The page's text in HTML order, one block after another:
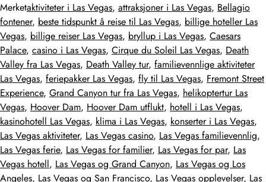
Merketaktiviteter i Las Vegas, attraksjoner i Las Vegas, Bellagio
fontener, beste tidspunkt å reise til Las Vegas, billige hoteller Las
Vegas, billige reiser Las Vegas, bryllup i Las Vegas, Caesars
Palace, casino i Las Vegas, Cirque du Soleil Las Vegas, Death
Valley fra Las Vegas, Death Valley tur, familievennlige aktiviteter
Las Vegas, feriepakker Las Vegas, fly til Las Vegas, Fremont Street
Experience, Grand Canyon tur fra Las Vegas, helikoptertur Las
Vegas, Hoover Dam, Hoover Dam utflukt, hotell i Las Vegas,
kasinohotell Las Vegas, klima i Las Vegas, konserter i Las Vegas,
Las Vegas aktiviteter, Las Vegas casino, Las Vegas familievennlig,
Las Vegas ferie, Las Vegas for familier, Las Vegas for par, Las
Vegas hotell, Las Vegas og Grand Canyon, Las Vegas og Los
Angeles, Las Vegas og San Francisco, Las Vegas opplevelser, Las